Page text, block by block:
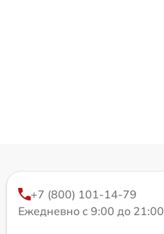
+7 (800) 101-14-79
Ежедневно с 9:00 до 21:00